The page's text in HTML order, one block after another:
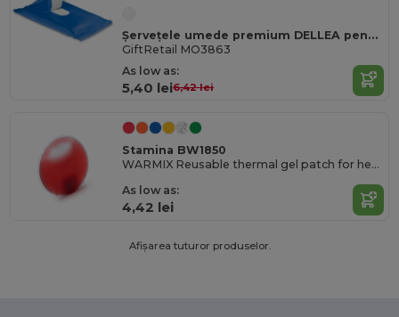
Șervețele umede premium DELLEA pentru curățare pre-umezite
GiftRetail MO3863
As low as:
5,40 lei6,42 lei
Stamina BW1850
WARMIX Reusable thermal gel patch for heat application
As low as:
4,42 lei
Afișarea tuturor produselor.